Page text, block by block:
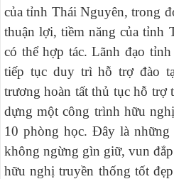
của tỉnh Thái Nguyên, trong
thuận lợi, tiềm năng của tỉnh
có thể hợp tác. Lãnh đạo
tiếp tục duy trì hỗ trợ đào
trương hoàn tất thủ tục hỗ trợ
dựng một công trình hữu
10 phòng học. Đây là những
không ngừng gìn giữ, vun
hữu nghị truyền thống tốt